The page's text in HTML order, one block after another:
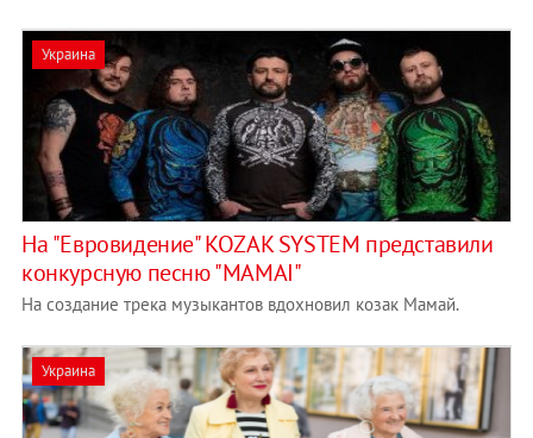
Украина
На "Евровидение" KOZAK SYSTEM представили
конкурсную песню "MAMAI"
На создание трека музыкантов вдохновил козак Мамай.
Украина